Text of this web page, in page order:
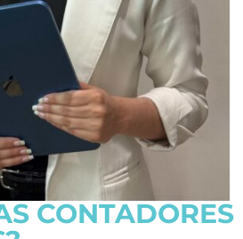
CONTADORES